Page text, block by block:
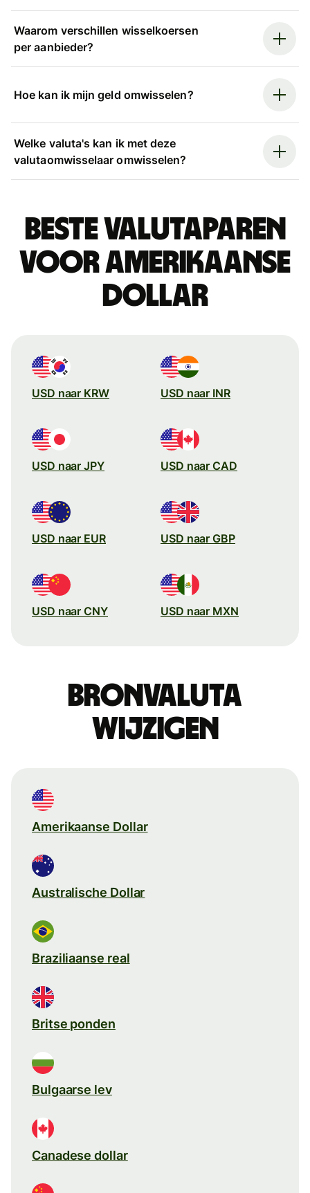
Waarom verschillen wisselkoersen
per aanbieder?
Hoe kan ik mijn geld omwisselen?
Welke valuta's kan ik met deze
valutaomwisselaar omwisselen?
Beste valutaparen
voor Amerikaanse
dollar
USD naar KRW USD naar INR
USD naar JPY USD naar CAD
USD naar EUR USD naar GBP
USD naar CNY USD naar MXN
Bronvaluta
wijzigen
Amerikaanse Dollar
Australische Dollar
Braziliaanse real
Britse ponden
Bulgaarse lev
Canadese dollar